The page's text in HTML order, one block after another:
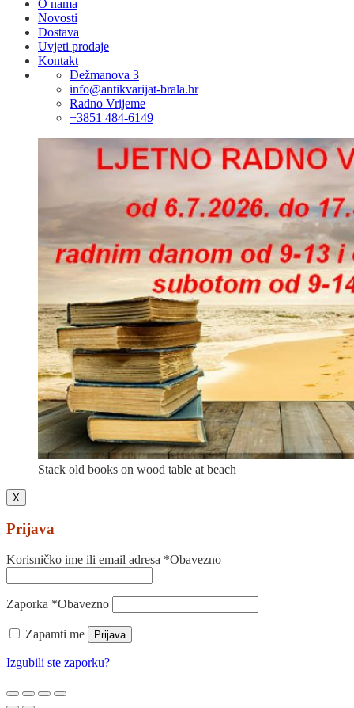
O nama
Novosti
Dostava
Uvjeti prodaje
Kontakt
Dežmanova 3
info@antikvarijat-brala.hr
Radno Vrijeme
+3851 484-6149
Stack old books on wood table at beach
X
Prijava
Korisničko ime ili email adresa *Obavezno
Zaporka *Obavezno
Zapamti me Prijava
Izgubili ste zaporku?